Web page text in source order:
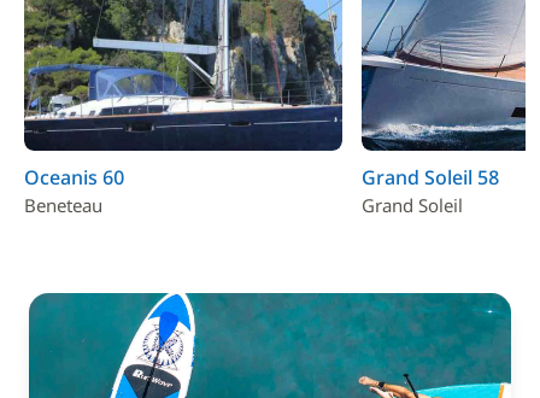
Oceanis 60
Beneteau
Grand Soleil 58
Grand Soleil